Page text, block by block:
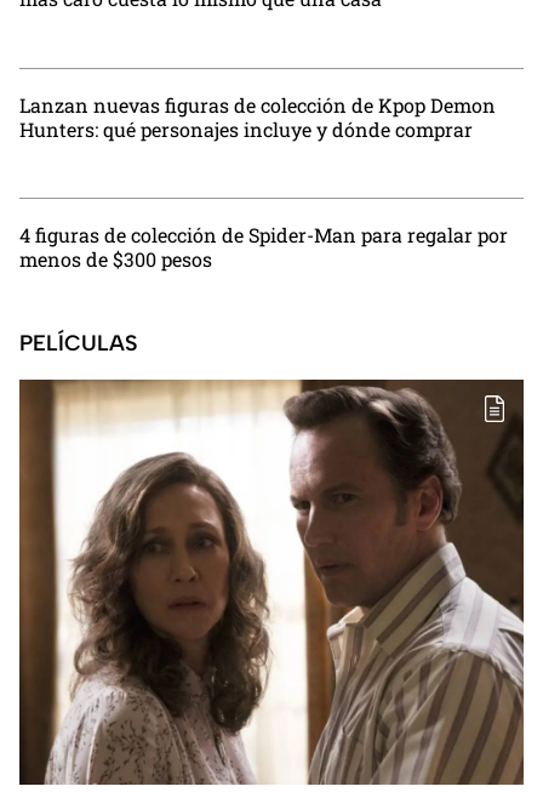
Lanzan nuevas figuras de colección de Kpop Demon
Hunters: qué personajes incluye y dónde comprar
4 figuras de colección de Spider-Man para regalar por
menos de $300 pesos
PELÍCULAS